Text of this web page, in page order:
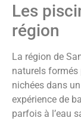
Les
région
La région de
naturels formés
nichées dans
expérience de
parfois à l’eau